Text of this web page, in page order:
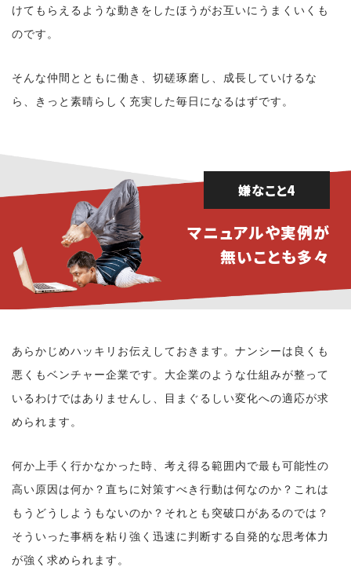
けてもらえるような動きをしたほうがお互いにうまくいくも
のです。
そんな仲間とともに働き、切磋琢磨し、成長していけるな
ら、きっと素晴らしく充実した毎日になるはずです。
嫌なこと4
マニュアルや実例が
無いことも多々
あらかじめハッキリお伝えしておきます。ナンシーは良くも
悪くもベンチャー企業です。大企業のような仕組みが整って
いるわけではありませんし、目まぐるしい変化への適応が求
められます。
何か上手く行かなかった時、考え得る範囲内で最も可能性の
高い原因は何か？直ちに対策すべき行動は何なのか？これは
もうどうしようもないのか？それとも突破口があるのでは？
そういった事柄を粘り強く迅速に判断する自発的な思考体力
が強く求められます。